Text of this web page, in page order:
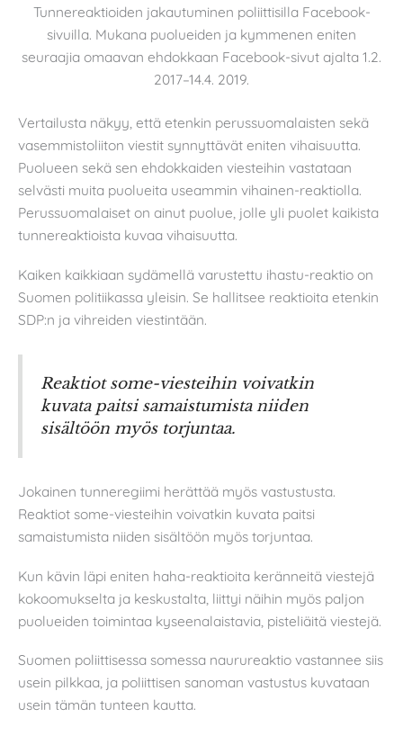
Tunnereaktioiden jakautuminen poliittisilla Facebook-
sivuilla. Mukana puolueiden ja kymmenen eniten
seuraajia omaavan ehdokkaan Facebook-sivut ajalta 1.2.
2017–14.4. 2019.
Vertailusta näkyy, että etenkin perussuomalaisten sekä
vasemmistoliiton viestit synnyttävät eniten vihaisuutta.
Puolueen sekä sen ehdokkaiden viesteihin vastataan
selvästi muita puolueita useammin vihainen-reaktiolla.
Perussuomalaiset on ainut puolue, jolle yli puolet kaikista
tunnereaktioista kuvaa vihaisuutta.
Kaiken kaikkiaan sydämellä varustettu ihastu-reaktio on
Suomen politiikassa yleisin. Se hallitsee reaktioita etenkin
SDP:n ja vihreiden viestintään.
Reaktiot some-viesteihin voivatkin
kuvata paitsi samaistumista niiden
sisältöön myös torjuntaa.
Jokainen tunneregiimi herättää myös vastustusta.
Reaktiot some-viesteihin voivatkin kuvata paitsi
samaistumista niiden sisältöön myös torjuntaa.
Kun kävin läpi eniten haha-reaktioita keränneitä viestejä
kokoomukselta ja keskustalta, liittyi näihin myös paljon
puolueiden toimintaa kyseenalaistavia, pisteliäitä viestejä.
Suomen poliittisessa somessa naurureaktio vastannee siis
usein pilkkaa, ja poliittisen sanoman vastustus kuvataan
usein tämän tunteen kautta.